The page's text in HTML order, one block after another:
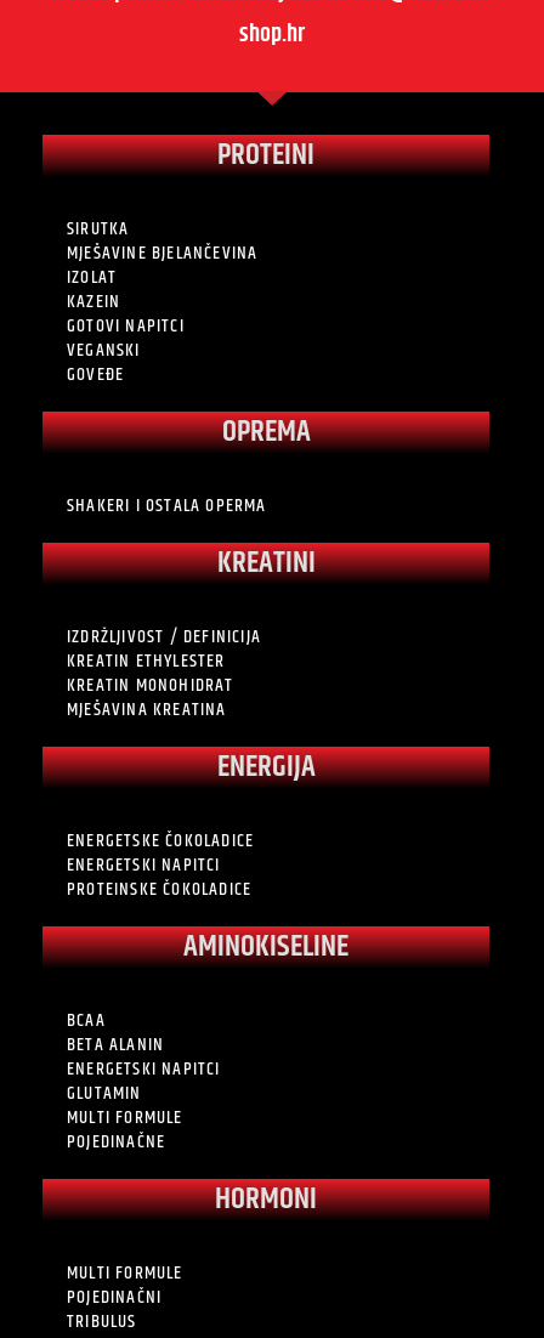
shop.hr
PROTEINI
SIRUTKA
MJEŠAVINE BJELANČEVINA
IZOLAT
KAZEIN
GOTOVI NAPITCI
VEGANSKI
GOVEĐE
OPREMA
SHAKERI I OSTALA OPERMA
KREATINI
IZDRŽLJIVOST / DEFINICIJA
KREATIN ETHYLESTER
KREATIN MONOHIDRAT
MJEŠAVINA KREATINA
ENERGIJA
ENERGETSKE ČOKOLADICE
ENERGETSKI NAPITCI
PROTEINSKE ČOKOLADICE
AMINOKISELINE
BCAA
BETA ALANIN
ENERGETSKI NAPITCI
GLUTAMIN
MULTI FORMULE
POJEDINAČNE
HORMONI
MULTI FORMULE
POJEDINAČNI
TRIBULUS